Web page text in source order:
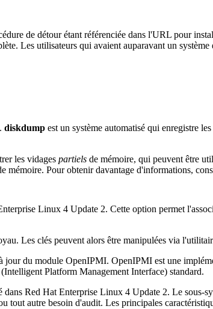
de détour étant référenciée dans l'URL pour
Les utilisateurs qui avaient auparavant un
diskdump est un système automatisé qui enregistre
les vidages partiels de mémoire, qui peuvent être
mémoire. Pour obtenir davantage d'informations,
Linux 4 Update 2. Cette option permet
Les clés peuvent alors être manipulées via
du module OpenIPMI. OpenIPMI est une
Platform Management Interface) standard.
Red Hat Enterprise Linux 4 Update 2. Le sous-
tout autre besoin d'audit. Les principales